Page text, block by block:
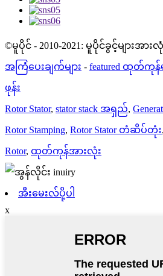
©မူပိုင် - 2010-2021: မူပိုင်ခွင့်များ
အကြံပေးချက်များ - featured ထုတ်ကုန်မ
ဖုန်း
Rotor Stator, stator stack အရှည်,
Rotor Stamping, Rotor Stator တံဆိပ်တုံး,
Rotor, ထုတ်ကုန်အားလုံး
အီးမေးလ်ပို့ပါ
x